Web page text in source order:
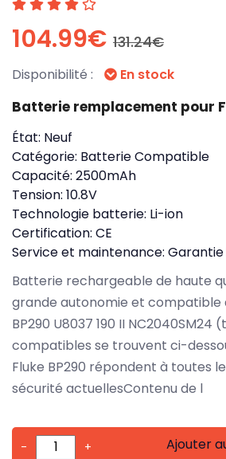
104.99€ 131.24€
Disponibilité : En stock
Batterie remplacement pour
État: Neuf
Catégorie: Batterie Compatible
Capacité: 2500mAh
Tension: 10.8V
Technologie batterie: Li-ion
Certification: CE
Service et maintenance: Garantie
Batterie rechargeable de haute
grande autonomie et compatible
BP290 U8037 190 II NC2040SM24
compatibles se trouvent ci-
Fluke BP290 répondent à toutes
sécurité actuellesContenu de l
- + Ajouter